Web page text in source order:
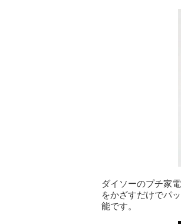
ダイソーのプチ家
をかざすだけでパ
能です。